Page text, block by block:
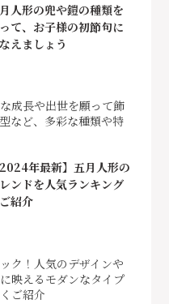
人形の兜や鎧の種類を
て、お子様の初節句に
えましょう
成長や出世を願って飾
など、多彩な種類や特
2024年最新】五月人形の
ンドを人気ランキング
紹介
ク！人気のデザインや
映えるモダンなタイプ
ご紹介